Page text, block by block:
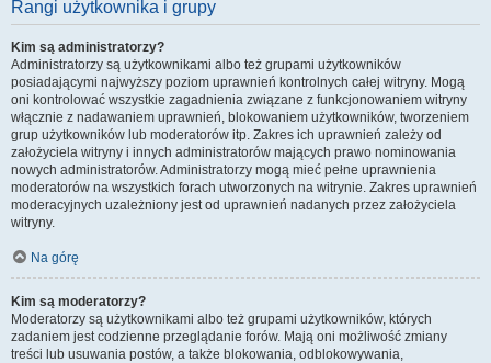
Rangi użytkownika i grupy
Kim są administratorzy?
Administratorzy są użytkownikami albo też grupami użytkowników
posiadającymi najwyższy poziom uprawnień kontrolnych całej witryny. Mogą
oni kontrolować wszystkie zagadnienia związane z funkcjonowaniem witryny
włącznie z nadawaniem uprawnień, blokowaniem użytkowników, tworzeniem
grup użytkowników lub moderatorów itp. Zakres ich uprawnień zależy od
założyciela witryny i innych administratorów mających prawo nominowania
nowych administratorów. Administratorzy mogą mieć pełne uprawnienia
moderatorów na wszystkich forach utworzonych na witrynie. Zakres uprawnień
moderacyjnych uzależniony jest od uprawnień nadanych przez założyciela
witryny.
Na górę
Kim są moderatorzy?
Moderatorzy są użytkownikami albo też grupami użytkowników, których
zadaniem jest codzienne przeglądanie forów. Mają oni możliwość zmiany
treści lub usuwania postów, a także blokowania, odblokowywania,